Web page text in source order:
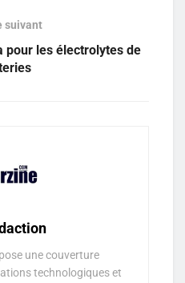
suivant
pour les électrolytes de
une couverture
technologiques et